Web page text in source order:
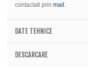
contactati prin mail
DATE TEHNICE
DESCARCARE